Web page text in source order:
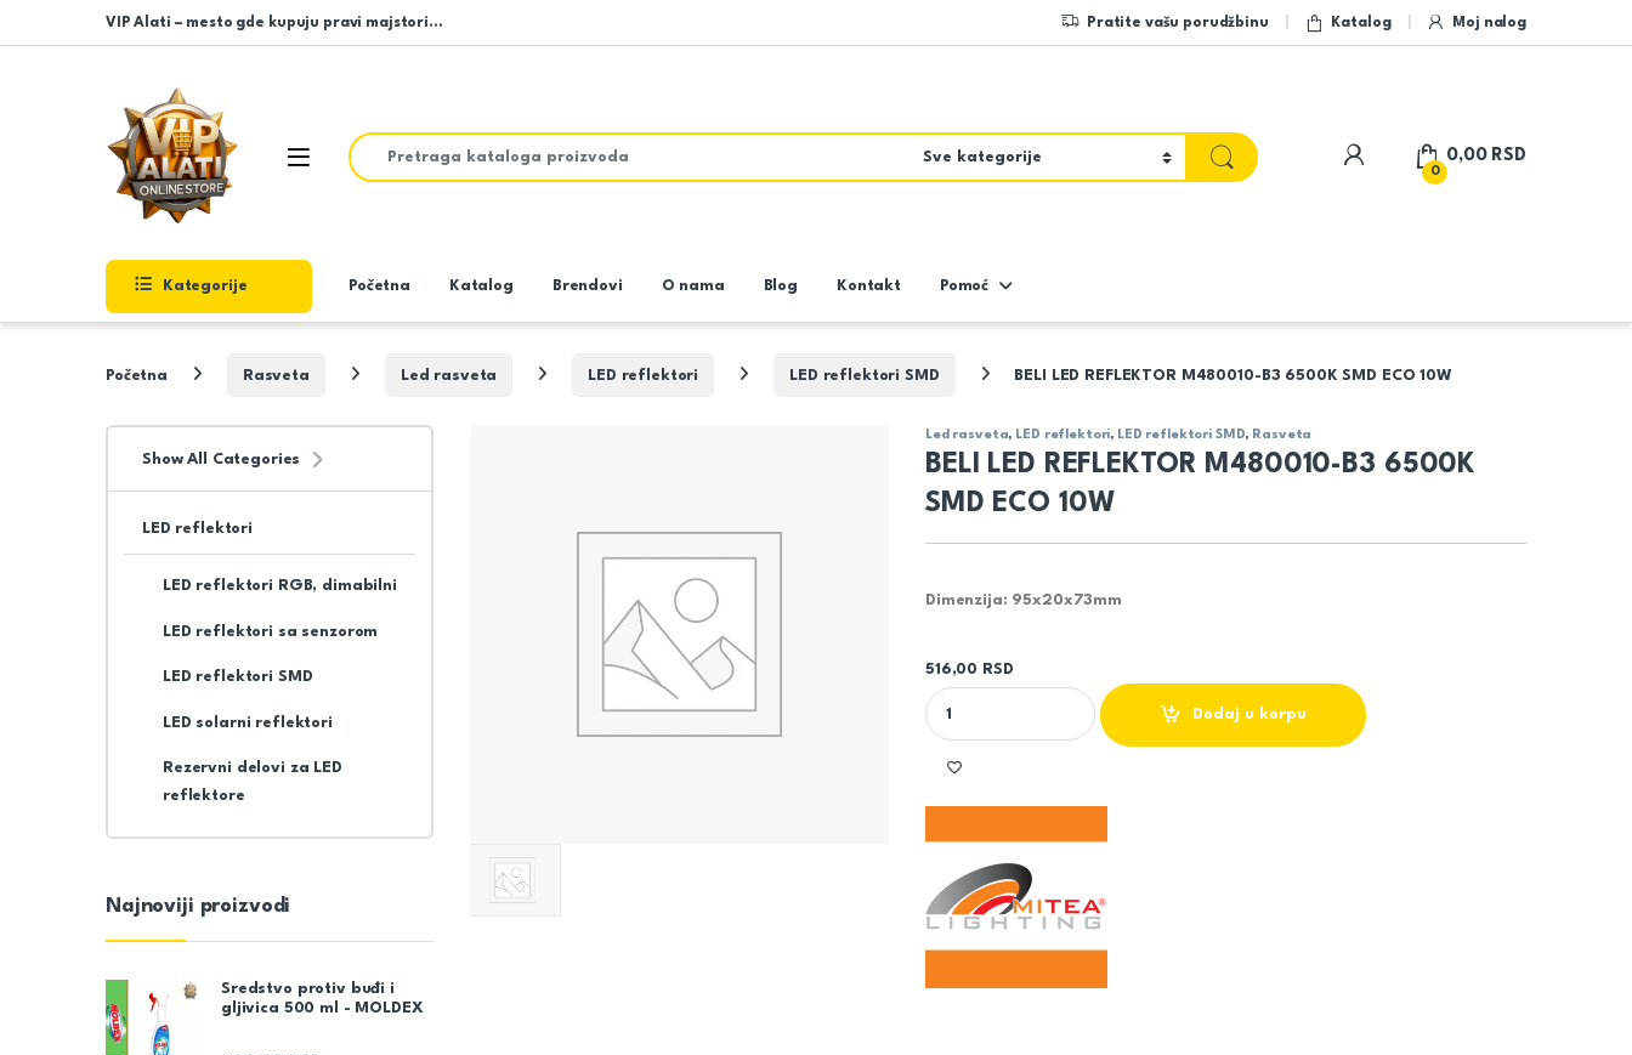
Skip to navigation
Skip to content
VIP Alati – mesto gde kupuju pravi majstori… Pratite vašu porudžbinu Katalog Moj nalog
Open
Search for:
My Account
0
0,00 RSD
Kategorije Početna Katalog Brendovi O nama Blog Kontakt Pomoć
Početna Rasveta Led rasveta LED reflektori LED reflektori SMD BELI LED REFLEKTOR M480010-B3 6500K SMD ECO 10W
Led rasveta, LED reflektori, LED reflektori SMD, Rasveta
BELI LED REFLEKTOR M480010-B3 6500K
SMD ECO 10W
Dimenzija: 95x20x73mm
516,00
RSD
BELI LED REFLEKTOR M480010-B3 6500K SMD ECO 10W quantity
Dodaj u korpu
Show All Categories
LED reflektori
LED reflektori RGB, dimabilni
LED reflektori sa senzorom
LED reflektori SMD
LED solarni reflektori
Rezervni delovi za LED
reflektore
Najnoviji proizvodi
Sredstvo protiv buđi i
gljivica 500 ml - MOLDEX